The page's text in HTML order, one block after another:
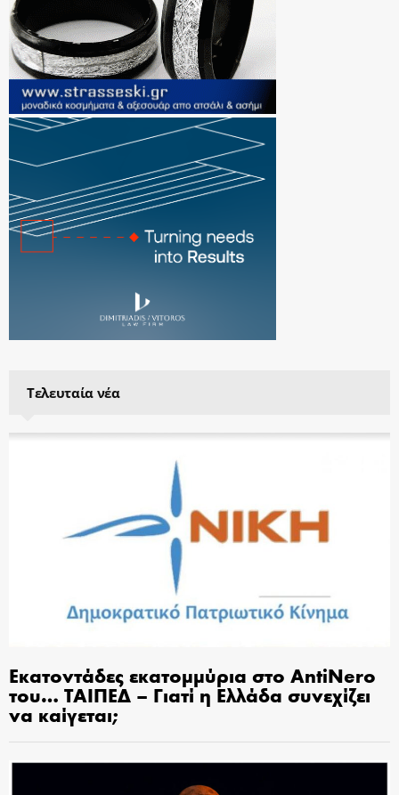
Τελευταία νέα
Εκατοντάδες εκατομμύρια στο AntiNero
του… ΤΑΙΠΕΔ – Γιατί η Ελλάδα συνεχίζει
να καίγεται;